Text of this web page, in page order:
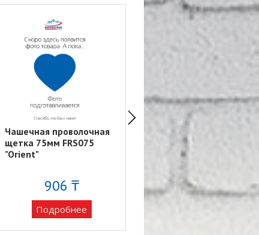
Чашечная проволочная
щетка 75мм FRS075
"Orient"
906 ₸
Подробнее
Щетка ручная
металлическая с красной
ручкой FRT02 "Orient"
693 ₸